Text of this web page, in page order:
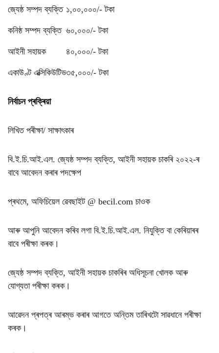
জ্যেষ্ঠ সম্পদ ব্যক্তি ১,০০,০০০/- টকা
কনিষ্ঠ সম্পদ ব্যক্তি ৬০,০০০/- টকা
আইনী সহায়ক ৪০,০০০/- টকা
একাউণ্ট এক্সিকিউটিভ৩৫,০০০/- টকা
নিৰ্বাচন প্ৰক্ৰিয়া
লিখিত পৰীক্ষা/ সাক্ষাৎকাৰ
বি.ই.চি.আই.এল. জ্যেষ্ঠ সম্পদ ব্যক্তি, আইনী সহায়ক চাকৰি ২০২২-ৰ
বাবে আবেদন কৰাৰ পদক্ষেপ
প্ৰথমে, অফিচিয়েল ৱেবছাইট @ becil.com চাওক
আৰু আপুনি আবেদন কৰিব লগা বি.ই.চি.আই.এল. নিযুক্তি বা কেৰিয়াৰৰ
বাবে পৰীক্ষা কৰক।
জ্যেষ্ঠ সম্পদ ব্যক্তি, আইনী সহায়ক চাকৰিৰ অধিসূচনা খোলক আৰু
যোগ্যতা পৰীক্ষা কৰক।
আৱেদন প্ৰপত্ৰ আৰম্ভ কৰাৰ আগতে অন্তিম তাৰিখটো সাৱধানে পৰীক্ষা
কৰক।